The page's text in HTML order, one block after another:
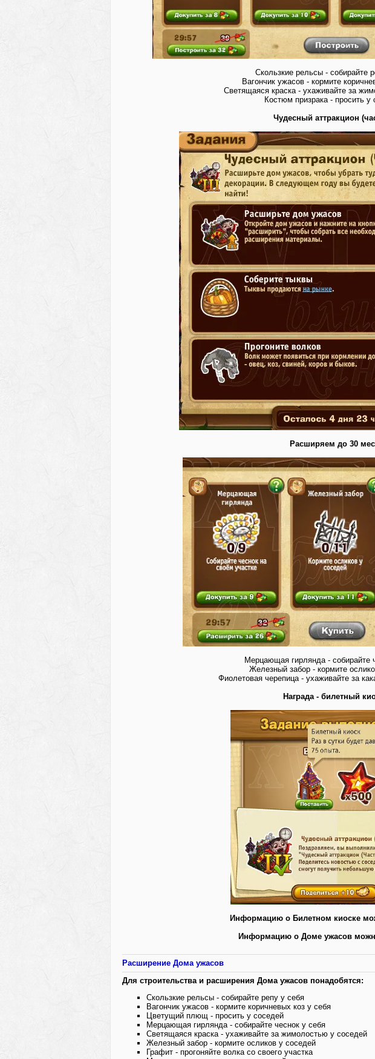
Скользкие рельсы - собирайте
Вагончик ужасов - кормите
Светящаяся краска - ухаживайте за
Костюм призрака - просить у
Чудесный аттракцион
Расширяем до 30
Мерцающая гирлянда - собирайте
Железный забор - кормите
Фиолетовая черепица - ухаживайте за
Награда - билетный
Информацию о Билетном киоске
Информацию о Доме ужасов
Расширение Дома ужасов
Для строительства и расширения Дома ужасов понадобятся:
Скользкие рельсы - собирайте репу у себя
Вагончик ужасов - кормите коричневых коз у себя
Цветущий плющ - просить у соседей
Мерцающая гирлянда - собирайте чеснок у себя
Светящаяся краска - ухаживайте за жимолостью у соседей
Железный забор - кормите осликов у соседей
Графит - прогоняйте волка со своего участка